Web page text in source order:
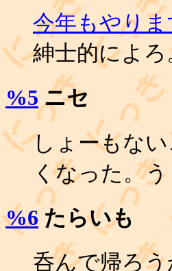
今年もやりま
紳士的によろ
%5 ニセ
しょーもな
くなった。
%6 たらいも
呑んで帰ろ